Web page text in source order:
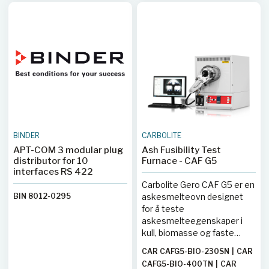
BINDER
APT-COM 3 modular plug
distributor for 10
interfaces RS 422
BIN 8012-0295
CARBOLITE
Ash Fusibility Test
Furnace - CAF G5
Carbolite Gero CAF G5 er en
askesmelteovn designet
for å teste
askesmelteegenskaper i
kull, biomasse og faste
Ovnen oppfyller
CAR CAFG5-BIO-230SN
CAR
CAFG5-BIO-400TN
CAR